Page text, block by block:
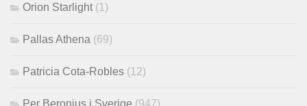
Orion Starlight (1)
Pallas Athena (69)
Patricia Cota-Robles (12)
Per Beronius i Sverige (947)